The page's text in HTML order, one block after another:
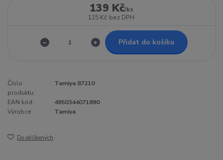
139 Kč/ks
115 Kč bez DPH
Přidat do košíku
Číslo
produktu:
Tamiya 87210
EAN kód:
4950344071890
Výrobce:
Tamiya
Do oblíbených